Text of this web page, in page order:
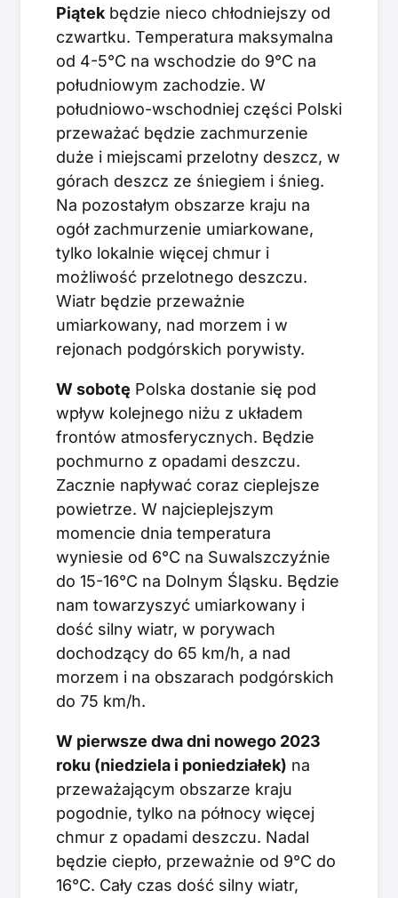
Piątek będzie nieco chłodniejszy od
czwartku. Temperatura maksymalna
od 4-5°C na wschodzie do 9°C na
południowym zachodzie. W
południowo-wschodniej części Polski
przeważać będzie zachmurzenie
duże i miejscami przelotny deszcz, w
górach deszcz ze śniegiem i śnieg.
Na pozostałym obszarze kraju na
ogół zachmurzenie umiarkowane,
tylko lokalnie więcej chmur i
możliwość przelotnego deszczu.
Wiatr będzie przeważnie
umiarkowany, nad morzem i w
rejonach podgórskich porywisty.
W sobotę Polska dostanie się pod
wpływ kolejnego niżu z układem
frontów atmosferycznych. Będzie
pochmurno z opadami deszczu.
Zacznie napływać coraz cieplejsze
powietrze. W najcieplejszym
momencie dnia temperatura
wyniesie od 6°C na Suwalszczyźnie
do 15-16°C na Dolnym Śląsku. Będzie
nam towarzyszyć umiarkowany i
dość silny wiatr, w porywach
dochodzący do 65 km/h, a nad
morzem i na obszarach podgórskich
do 75 km/h.
W pierwsze dwa dni nowego 2023
roku (niedziela i poniedziałek) na
przeważającym obszarze kraju
pogodnie, tylko na północy więcej
chmur z opadami deszczu. Nadal
będzie ciepło, przeważnie od 9°C do
16°C. Cały czas dość silny wiatr,